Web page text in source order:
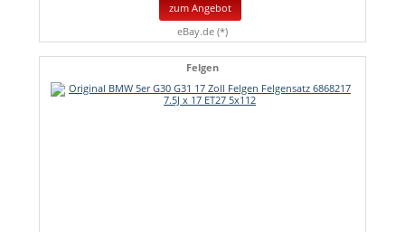
zum Angebot
eBay.de (*)
Felgen